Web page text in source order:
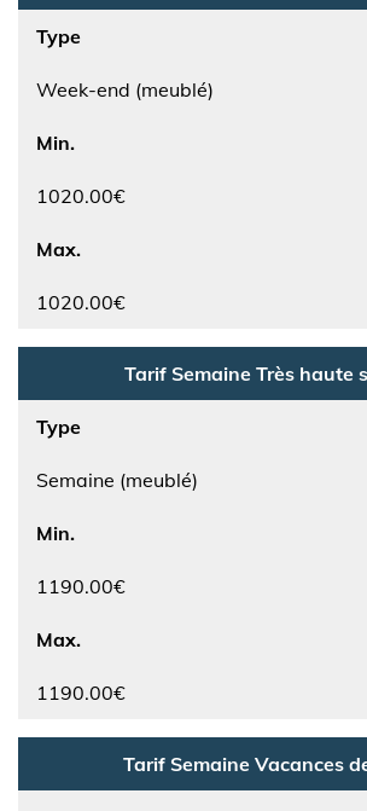
Type
Week-end (meublé)
Min.
1020.00€
Max.
1020.00€
Tarif Semaine Très haute
Type
Semaine (meublé)
Min.
1190.00€
Max.
1190.00€
Tarif Semaine Vacances